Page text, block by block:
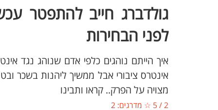
גולדברג חייב להתפטר
לפני הבחירות
איך הייתם נוהגים כלפי אדם שנוהג נגד
אינטרס ציבורי אבל ממשיך ליהנות בשכר
מצויה על הפרק.. קראו ותבינו
2
/
5 ☆ מדרגים: 2
מצב שחור - לבן קביעת ניגודיות
גופן קריא